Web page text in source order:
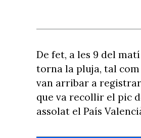
De fet, a les 9 del
torna la pluja, tal com
van arribar a
que va recollir el pic
assolat el País